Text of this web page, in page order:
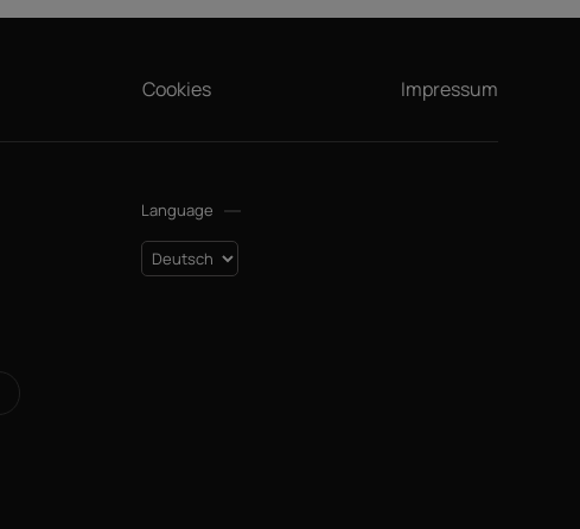
Cookies Impressum
Language